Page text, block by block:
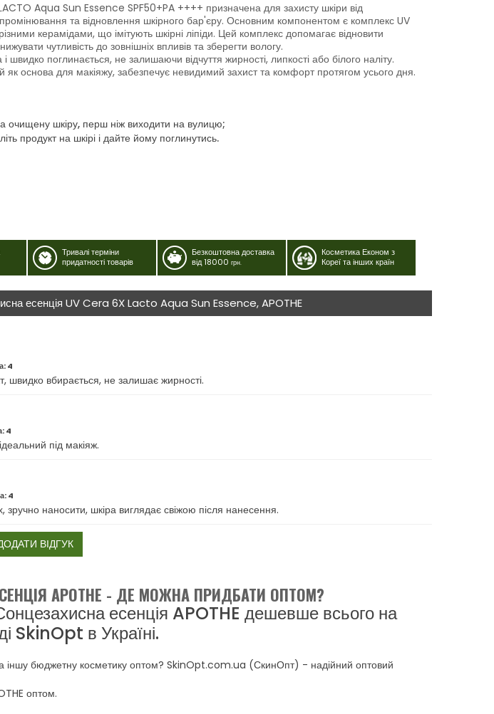
Aqua Sun Essence SPF50+PA ++++ призначена для захисту шкіри від
та відновлення шкірного бар'єру. Основним компонентом є комплекс UV
керамідами, що імітують шкірні ліпіди. Цей комплекс допомагає відновити
чутливість до зовнішніх впливів та зберегти вологу.
і швидко поглинається, не залишаючи відчуття жирності, липкості або білого наліту.
як основа для макіяжу, забезпечує невидимий захист та комфорт протягом усього дня.
очищену шкіру, перш ніж виходити на вулицю;
продукт на шкірі і дайте йому поглинутись.
Тривалі терміни
придатності товарів
Безкоштовна доставка
від 18000 грн.
Косметика Економ з
Кореї та інших країн
есенція UV Cera 6X Lacto Aqua Sun Essence, APOTHE
4
швидко вбирається, не залишає жирності.
4
під макіяж.
4
зручно наносити, шкіра виглядає свіжою після нанесення.
ВІДГУК
APOTHE - ДЕ МОЖНА ПРИДБАТИ ОПТОМ?
есенція APOTHE дешевше всього на
SkinOpt в Україні.
іншу бюджетну косметику оптом? SkinOpt.com.ua (СкинОпт) - надійний оптовий
оптом.